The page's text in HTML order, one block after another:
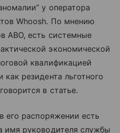
у оператора
Whoosh. По мнению
АВО, есть системные
экономической
квалификацией
резидента льготного
в статье.
его распоряжении есть
руководителя службы